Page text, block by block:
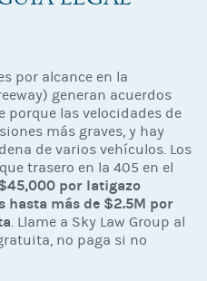
por alcance en la
generan acuerdos
porque las velocidades de
más graves, y hay
de varios vehículos. Los
trasero en la 405 en el
por latigazo
hasta más de $2.5M por
. Llame a Sky Law Group al
no paga si no